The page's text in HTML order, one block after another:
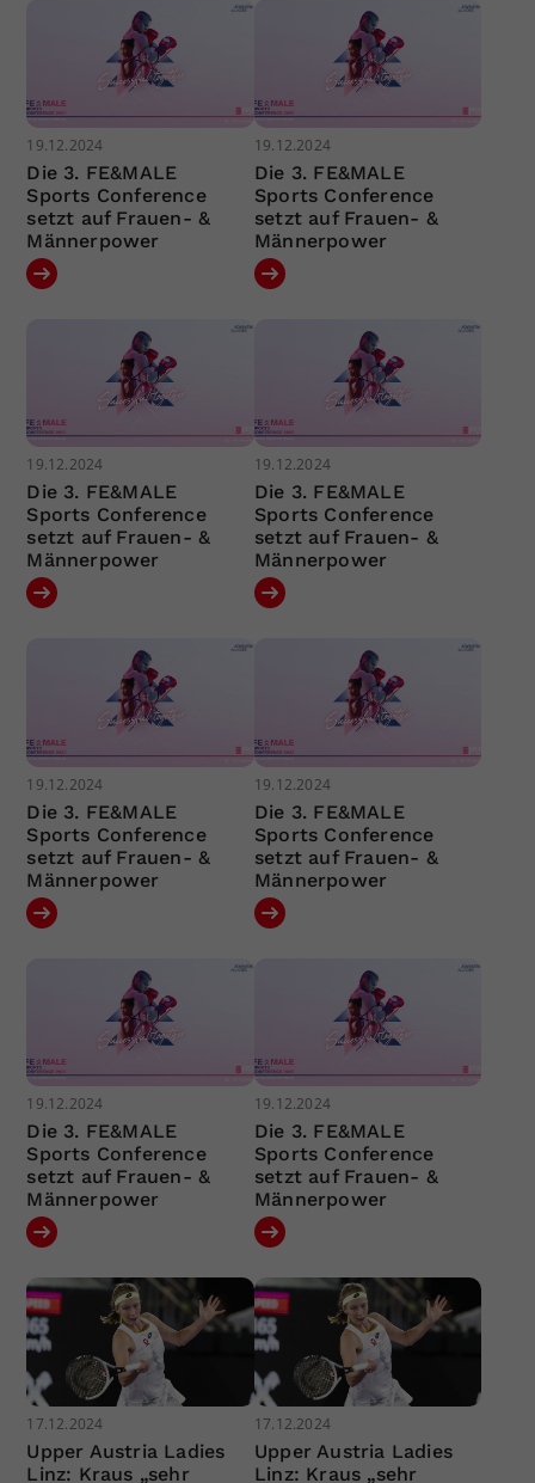
19.12.2024
Die 3. FE&MALE
Sports Conference
setzt auf Frauen- &
Männerpower
19.12.2024
Die 3. FE&MALE
Sports Conference
setzt auf Frauen- &
Männerpower
19.12.2024
Die 3. FE&MALE
Sports Conference
setzt auf Frauen- &
Männerpower
19.12.2024
Die 3. FE&MALE
Sports Conference
setzt auf Frauen- &
Männerpower
19.12.2024
Die 3. FE&MALE
Sports Conference
setzt auf Frauen- &
Männerpower
19.12.2024
Die 3. FE&MALE
Sports Conference
setzt auf Frauen- &
Männerpower
19.12.2024
Die 3. FE&MALE
Sports Conference
setzt auf Frauen- &
Männerpower
19.12.2024
Die 3. FE&MALE
Sports Conference
setzt auf Frauen- &
Männerpower
17.12.2024
Upper Austria Ladies
Linz: Kraus „sehr
17.12.2024
Upper Austria Ladies
Linz: Kraus „sehr